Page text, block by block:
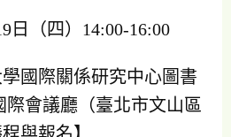
日（四）14:00-16:00
學國際關係研究中心圖書
際會議廳（臺北市文山區